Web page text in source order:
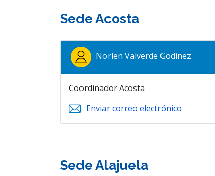
Sede Acosta
Norlen Valverde Godinez
Coordinador Acosta
Enviar correo electrónico
Sede Alajuela